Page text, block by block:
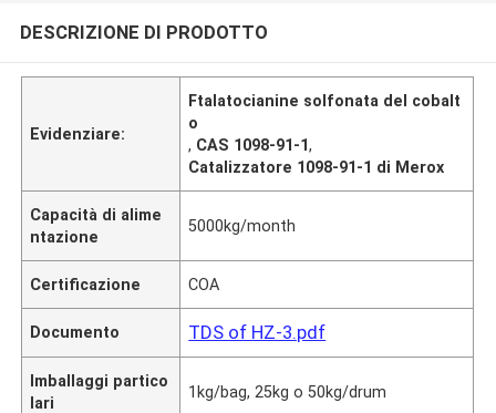
DESCRIZIONE DI PRODOTTO
Evidenziare:
Ftalatocianine solfonata del cobalt
o
, CAS 1098-91-1,
Catalizzatore 1098-91-1 di Merox
Capacità di alime
ntazione
5000kg/month
Certificazione COA
Documento TDS of HZ-3.pdf
Imballaggi partico
lari
1kg/bag, 25kg o 50kg/drum